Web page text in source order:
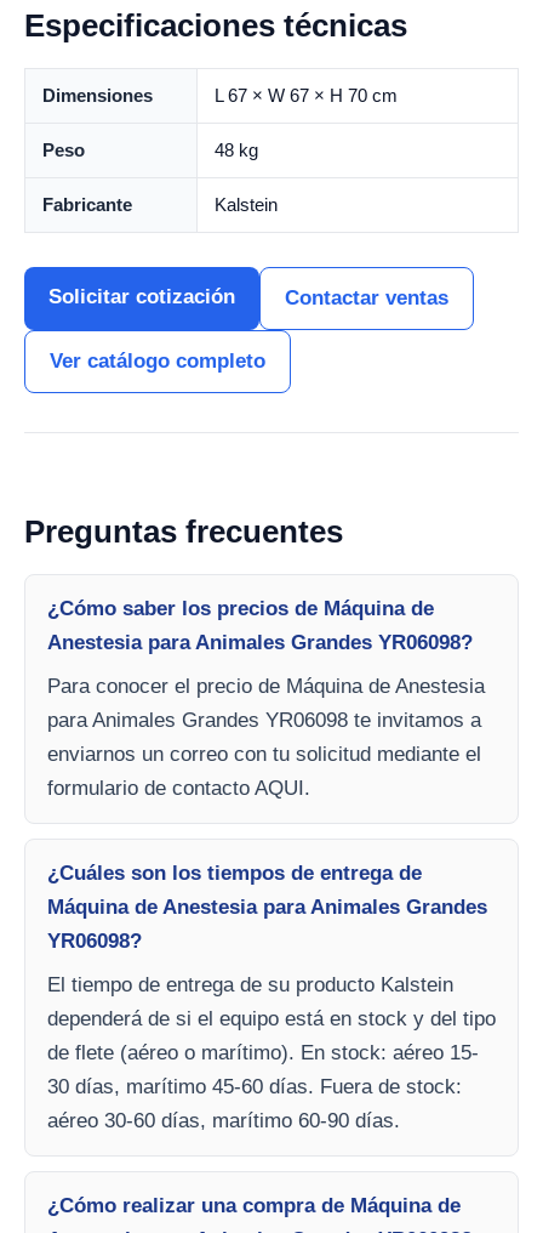
Especificaciones técnicas
Dimensiones L 67 × W 67 × H 70 cm
Peso 48 kg
Fabricante Kalstein
Solicitar cotización Contactar ventas
Ver catálogo completo
Preguntas frecuentes
¿Cómo saber los precios de Máquina de
Anestesia para Animales Grandes YR06098?
Para conocer el precio de Máquina de Anestesia
para Animales Grandes YR06098 te invitamos a
enviarnos un correo con tu solicitud mediante el
formulario de contacto AQUI.
¿Cuáles son los tiempos de entrega de
Máquina de Anestesia para Animales Grandes
YR06098?
El tiempo de entrega de su producto Kalstein
dependerá de si el equipo está en stock y del tipo
de flete (aéreo o marítimo). En stock: aéreo 15-
30 días, marítimo 45-60 días. Fuera de stock:
aéreo 30-60 días, marítimo 60-90 días.
¿Cómo realizar una compra de Máquina de